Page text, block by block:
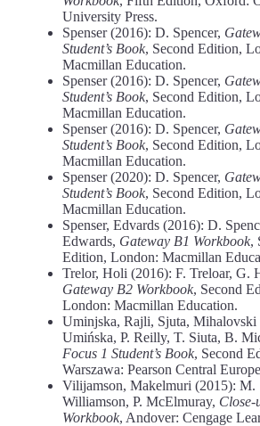
University Press.
Spenser (2016): D. Spencer,
Student’s Book, Second Edition,
Macmillan Education.
Spenser (2016): D. Spencer,
Student’s Book, Second Edition,
Macmillan Education.
Spenser (2016): D. Spencer,
Student’s Book, Second Edition,
Macmillan Education.
Spenser (2020): D. Spencer,
Student’s Book, Second Edition,
Macmillan Education.
Spenser, Edvards (2016): D.
Edwards, Gateway B1 Workbook,
Edition, London: Macmillan
Trelor, Holi (2016): F. Treloar, G.
Gateway B2 Workbook, Second
London: Macmillan Education.
Uminjska, Rajli, Sjuta, Mihalovski
Umińska, P. Reilly, T. Siuta, B.
Focus 1 Student’s Book, Second
Warszawa: Pearson Central
Vilijamson, Makelmuri (2015): M.
Williamson, P. McElmuray, Close-
Workbook, Andover: Cengage